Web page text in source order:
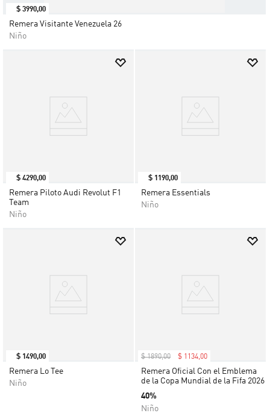
$ 3990,00
Remera Visitante Venezuela 26
Niño
$ 4290,00
Remera Piloto Audi Revolut F1
Team
Niño
$ 1190,00
Remera Essentials
Niño
$ 1490,00
Remera Lo Tee
Niño
$ 1890,00 $ 1134,00
Remera Oficial Con el Emblema
de la Copa Mundial de la Fifa 2026
40%
Niño